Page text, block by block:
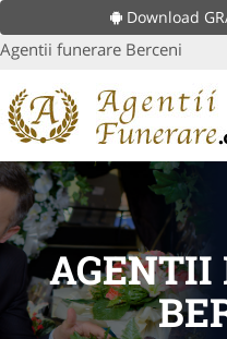
Download
Agentii funerare Berceni
AGENTII